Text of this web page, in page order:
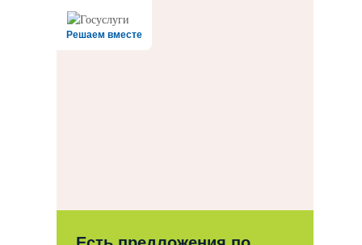
Решаем вместе